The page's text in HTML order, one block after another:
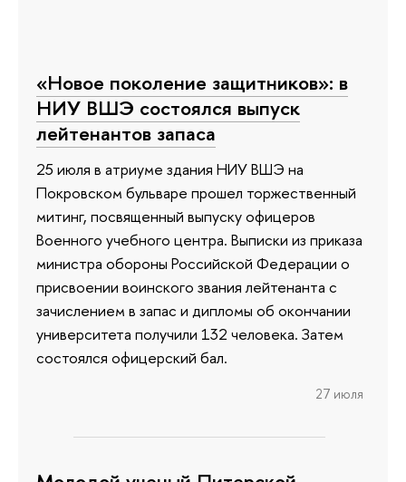
«Новое поколение защитников»: в
НИУ ВШЭ состоялся выпуск
лейтенантов запаса
25 июля в атриуме здания НИУ ВШЭ на
Покровском бульваре прошел торжественный
митинг, посвященный выпуску офицеров
Военного учебного центра. Выписки из приказа
министра обороны Российской Федерации о
присвоении воинского звания лейтенанта с
зачислением в запас и дипломы об окончании
университета получили 132 человека. Затем
состоялся офицерский бал.
27 июля